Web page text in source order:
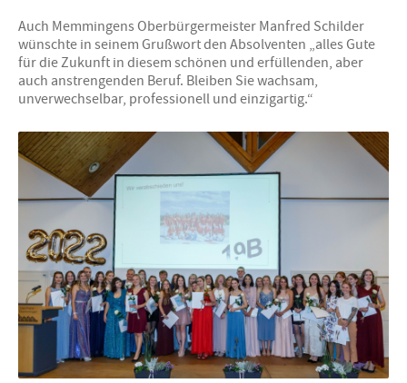
Auch Memmingens Oberbürgermeister Manfred Schilder
wünschte in seinem Grußwort den Absolventen „alles Gute
für die Zukunft in diesem schönen und erfüllenden, aber
auch anstrengenden Beruf. Bleiben Sie wachsam,
unverwechselbar, professionell und einzigartig.“